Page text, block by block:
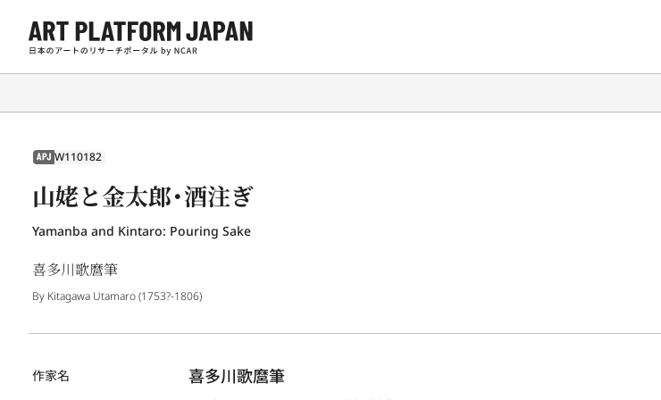
APJ W110182
山姥と金太郎・酒注ぎ
Yamanba and Kintaro: Pouring Sake
喜多川歌麿筆
By Kitagawa Utamaro (1753?-1806)
作家名 喜多川歌麿筆